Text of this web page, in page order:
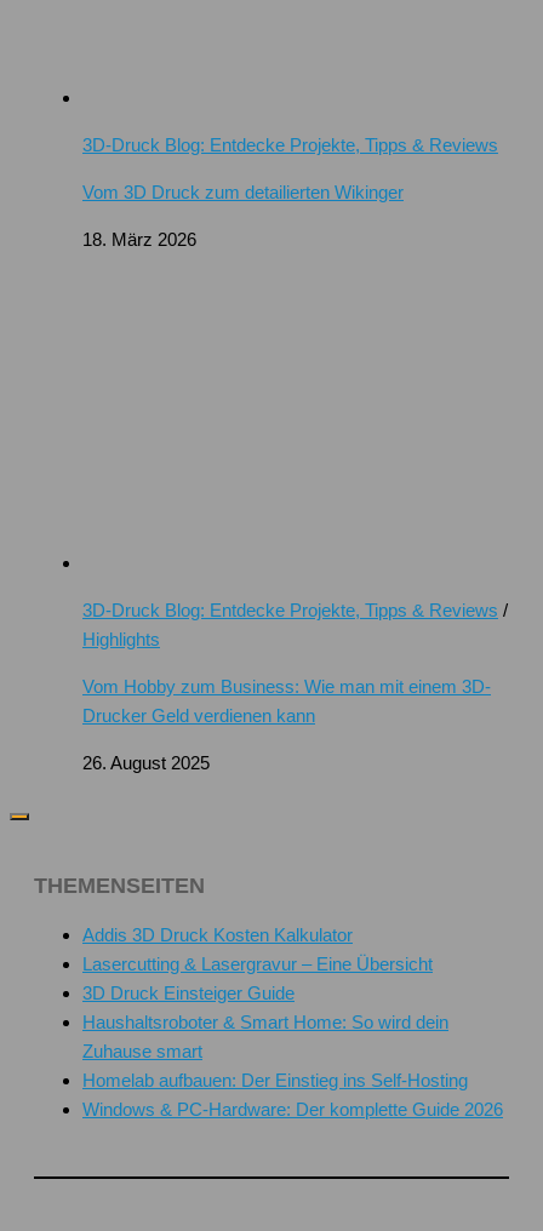
3D-Druck Blog: Entdecke Projekte, Tipps & Reviews
Vom 3D Druck zum detailierten Wikinger
18. März 2026
3D-Druck Blog: Entdecke Projekte, Tipps & Reviews /
Highlights
Vom Hobby zum Business: Wie man mit einem 3D-
Drucker Geld verdienen kann
26. August 2025
THEMENSEITEN
Addis 3D Druck Kosten Kalkulator
Lasercutting & Lasergravur – Eine Übersicht
3D Druck Einsteiger Guide
Haushaltsroboter & Smart Home: So wird dein
Zuhause smart
Homelab aufbauen: Der Einstieg ins Self-Hosting
Windows & PC-Hardware: Der komplette Guide 2026